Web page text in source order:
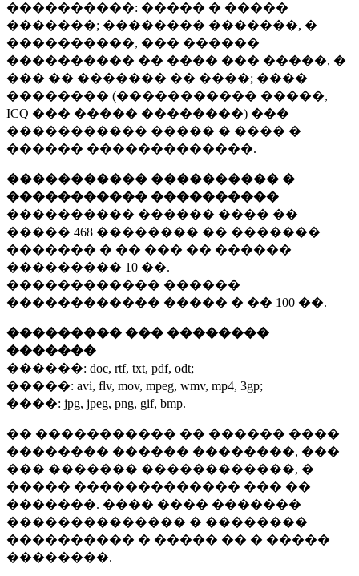
����������: ����� � �����
�������; �������� �������, �
����������, ��� ������
���������� �� ���� ��� �����, �
��� �� ������� �� ����; ����
�������� (����������� �����,
ICQ ��� ����� ��������) ���
����������� ����� � ���� �
������ �������������.
����������� ���������� �
����������� ����������
���������� ������ ���� ��
����� 468 �������� �� �������
������� � �� ��� �� ������
��������� 10 ��.
������������ ������
������������ ����� � �� 100 ��.
��������� ��� ��������
�������
������: doc, rtf, txt, pdf, odt;
�����: avi, flv, mov, mpeg, wmv, mp4, 3gp;
����: jpg, jpeg, png, gif, bmp.
�� ����������� �� ������ ����
�������� ������ ��������, ���
��� ������� ������������, �
����� ������������� ��� ��
�������. ���� ���� �������
�������������� � ��������
���������� � ����� �� � �����
��������.